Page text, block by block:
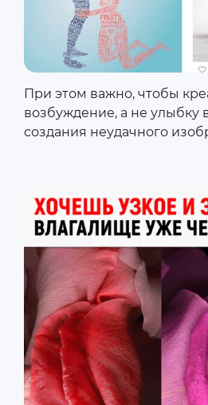
При этом важно, чтобы
возбуждение, а не улыбку
создания неудачного